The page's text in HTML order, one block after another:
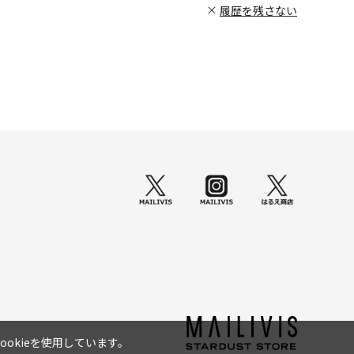
履歴を残さない
を使用しています。